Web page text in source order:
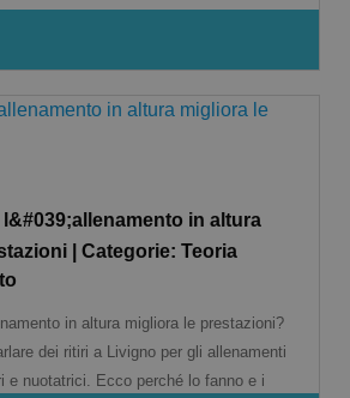
in altura
| Categorie: Teoria
in altura migliora le prestazioni?
dei ritiri a Livigno per gli allenamenti
e nuotatrici. Ecco perché lo fanno e i